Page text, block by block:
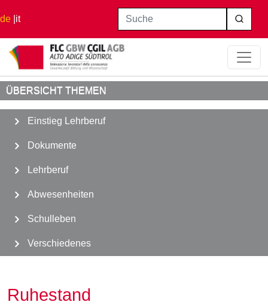
de it Suche
Startseite Abwesenheiten
Ruhestand
ÜBERSICHT THEMEN
Einstieg Lehrberuf
Dokumente
Lehrberuf
Abwesenheiten
Schulleben
Verschiedenes